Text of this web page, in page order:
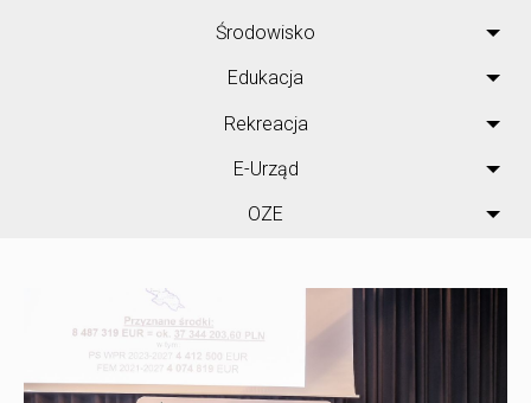
Środowisko
Edukacja
Rekreacja
E-Urząd
OZE